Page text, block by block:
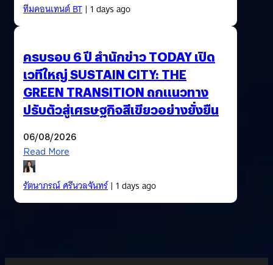
ทีมคอนเทนต์ BT| 1 days ago
ครบรอบ 6 ปี สำนักข่าว TODAY เปิด
เวทีใหญ่ SUSTAIN CITY: THE
GREEN TRANSITION ถกแนวทาง
ปรับตัวสู่เศรษฐกิจสีเขียวอย่างยั่งยืน
06/08/2026
Read More
รัตนาภรณ์ ศรีนวลจันทร์| 1 days ago